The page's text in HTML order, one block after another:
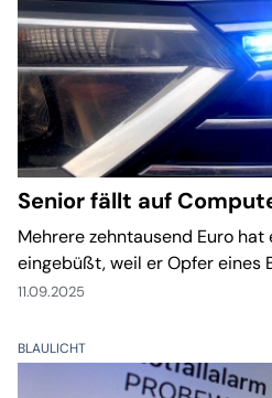
Senior fällt auf
Mehrere zehntausend Euro hat
eingebüßt, weil er Opfer eines
11.09.2025
BLAULICHT